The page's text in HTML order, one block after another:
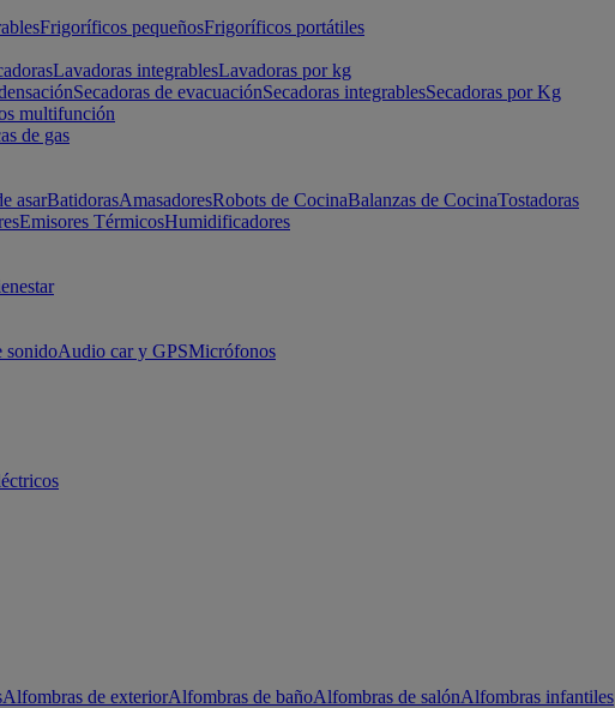
Frigoríficos pequeñosFrigoríficos portátiles
Lavadoras integrablesLavadoras por kg
Secadoras de evacuaciónSecadoras integrablesSecadoras por Kg
multifunción
de gas
asarBatidorasAmasadoresRobots de CocinaBalanzas de CocinaTostadoras
Emisores TérmicosHumidificadores
sonidoAudio car y GPSMicrófonos
Alfombras de exteriorAlfombras de bañoAlfombras de salónAlfombras infantiles